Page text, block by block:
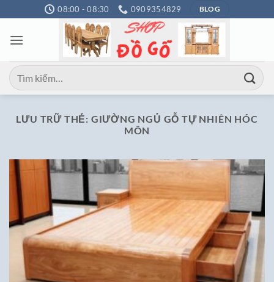
qua
nội
08:00 - 08:30 0909354829 BLOG
Tìm
kiếm:
LƯU TRỮ THẺ: GIƯỜNG NGỦ GỖ TỰ NHIÊN HÓC
MÔN